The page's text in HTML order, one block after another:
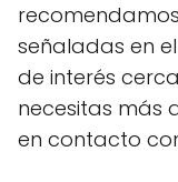
señaladas en
de interés
necesitas más
en contacto